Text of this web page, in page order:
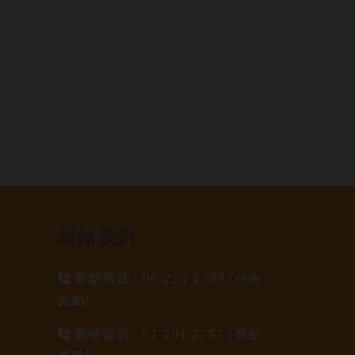
聯絡電話 | 06-223-2253 (台南
據點)
聯絡電話 | 07-791-2757 (高雄